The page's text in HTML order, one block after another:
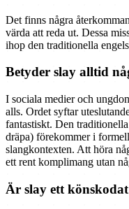
Det finns några
värda att reda ut. Dessa
ihop den traditionella
Betyder slay alltid
I sociala medier och
alls. Ordet syftar
fantastiskt. Den
dräpa) förekommer i
slangkontexten. Att höra
ett rent komplimang utan
Är slay ett